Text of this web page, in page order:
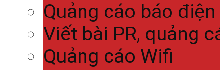
Quảng cáo báo
Viết bài PR, quảng
Quảng cáo Wifi